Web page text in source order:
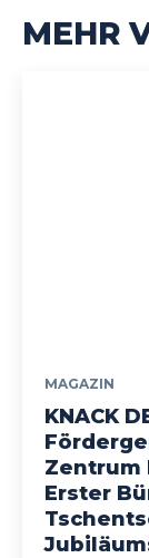
MEHR
MAGAZIN
KNACK
Zentrum
Erster